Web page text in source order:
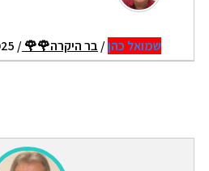
שמואל כהן/ בר היקרה🌹🌹/ 16/12/2025 05:41